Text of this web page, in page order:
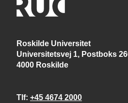
Roskilde Universitet
Universitetsvej 1, Postboks
4000 Roskilde
Tlf +45 4674 2000